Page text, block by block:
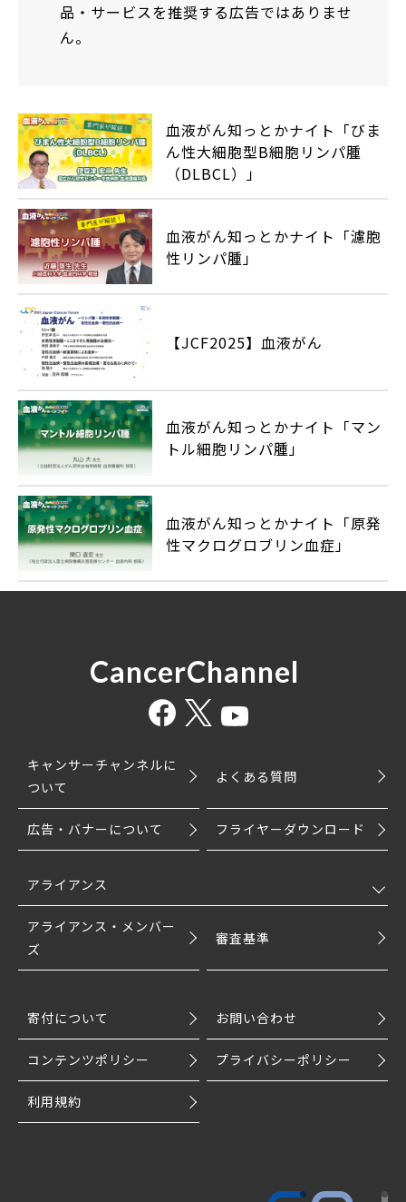
品・サービスを推奨する広告ではありませ
ん。
血液がん知っとかナイト「びま
ん性大細胞型B細胞リンパ腫
（DLBCL）」
血液がん知っとかナイト「濾胞
性リンパ腫」
【JCF2025】血液がん
血液がん知っとかナイト「マン
トル細胞リンパ腫」
血液がん知っとかナイト「原発
性マクログロブリン血症」
CancerChannel
キャンサーチャンネルに
ついて
よくある質問
広告・バナーについて フライヤーダウンロード
アライアンス
アライアンス・メンバー
ズ
審査基準
寄付について お問い合わせ
コンテンツポリシー プライバシーポリシー
利用規約